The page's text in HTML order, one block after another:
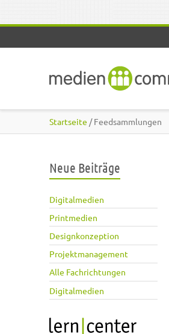
Startseite / Feedsammlungen
Neue Beiträge
Digitalmedien
Printmedien
Designkonzeption
Projektmanagement
Alle Fachrichtungen
Digitalmedien